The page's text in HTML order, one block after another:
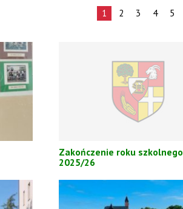
1 2 3 4 5
Zakończenie roku szkolnego
2025/26